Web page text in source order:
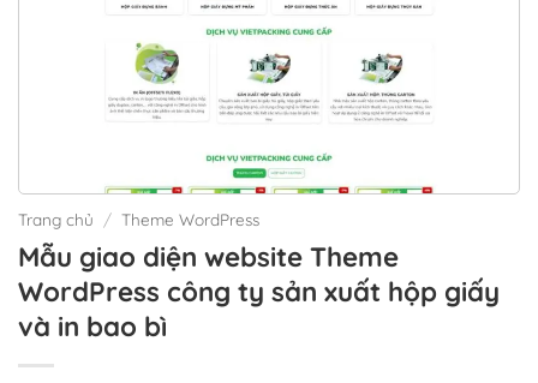
Trang chủ / Theme WordPress
Mẫu giao diện website Theme
WordPress công ty sản xuất hộp giấy
và in bao bì